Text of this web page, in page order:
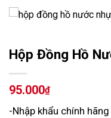
Hộp Đồng Hồ
95.000₫
-Nhập khẩu chính